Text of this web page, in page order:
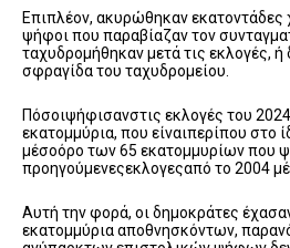
Επιπλέον, ακυρώθηκαν εκατοντάδες
ψήφοι που παραβίαζαν τον
ταχυδρομήθηκαν μετά τις εκλογές,
σφραγίδα του ταχυδρομείου.
Πόσοιψήφισανστις εκλογές του
εκατομμύρια, που είναιπερίπου στο
μέσοόρο των 65 εκατομμυρίων που
προηγούμενεςεκλογεςαπό το 2004
Αυτή την φορά, οι δημοκράτες
εκατομμύρια αποθνησκόντων,